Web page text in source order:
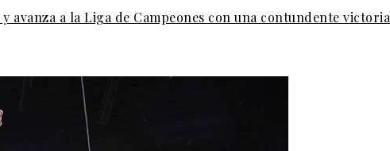
avanza a la Liga de Campeones con una contundente victoria